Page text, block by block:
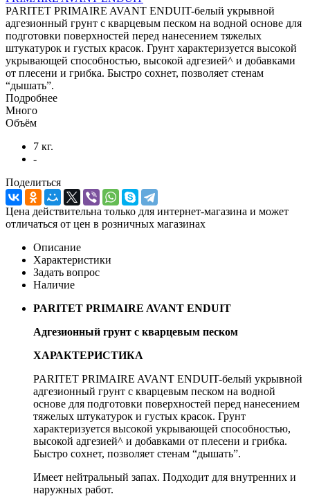
PARITET PRIMAIRE AVANT ENDUIT-белый укрывной
адгезионный грунт с кварцевым песком на водной основе для
подготовки поверхностей перед нанесением тяжелых
штукатурок и густых красок. Грунт характеризуется высокой
укрывающей способностью, высокой адгезией^ и добавками
от плесени и грибка. Быстро сохнет, позволяет стенам
“дышать”.
Подробнее
Много
Объём
7 кг.
-
Поделиться
Цена действительна только для интернет-магазина и может
отличаться от цен в розничных магазинах
Описание
Характеристики
Задать вопрос
Наличие
PARITET PRIMAIRE AVANT ENDUIT
Адгезионный грунт с кварцевым песком
ХАРАКТЕРИСТИКА
PARITET PRIMAIRE AVANT ENDUIT-белый укрывной
адгезионный грунт с кварцевым песком на водной
основе для подготовки поверхностей перед нанесением
тяжелых штукатурок и густых красок. Грунт
характеризуется высокой укрывающей способностью,
высокой адгезией^ и добавками от плесени и грибка.
Быстро сохнет, позволяет стенам “дышать”.
Имеет нейтральный запах. Подходит для внутренних и
наружных работ.